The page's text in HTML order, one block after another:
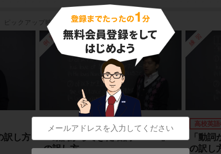
ピックアップ映像授業
訳し方
例題
「動詞からできた名詞＋of ～」
の訳し方
高校英語構文
練習
「動
の訳し
高校英